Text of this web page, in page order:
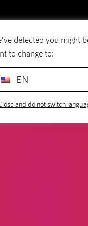
eletrónico
em
acessível
detected you might
to change to:
EN
and do not switch